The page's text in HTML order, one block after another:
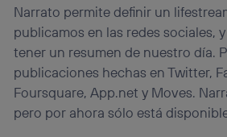
Narrato permite definir un
publicamos en las redes sociales,
tener un resumen de nuestro día.
publicaciones hechas en Twitter,
Foursquare, App.net y Moves.
pero por ahora sólo está
“Administrar Utiq” en la parte inferior
visitando el
portal de privacidad de
(“consenthub”). Para más
la política de privacidad de Utiq.